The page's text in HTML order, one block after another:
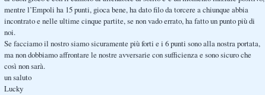
mentre l’Empoli ha 15 punti, gioca bene, ha dato filo da torcere a chiunque abbia
incontrato e nelle ultime cinque partite, se non vado errato, ha fatto un punto più di
noi.
Se facciamo il nostro siamo sicuramente più forti e i 6 punti sono alla nostra portata,
ma non dobbiamo affrontare le nostre avversarie con sufficienza e sono sicuro che
così non sarà.
un saluto
Lucky